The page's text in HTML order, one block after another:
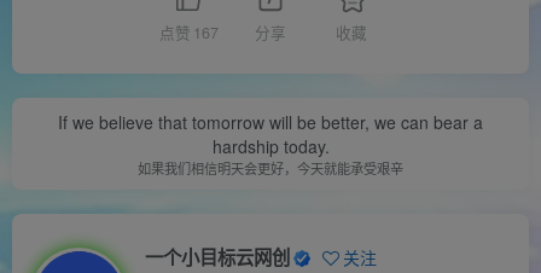
点赞 167 分享 收藏
If we believe that tomorrow will be better, we can bear a
hardship today.
如果我们相信明天会更好，今天就能承受艰辛
一个小目标云网创 关注